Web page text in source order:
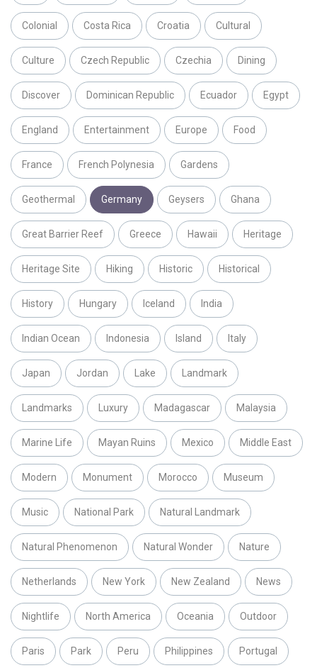
Colonial Costa Rica Croatia Cultural
Culture Czech Republic Czechia Dining
Discover Dominican Republic Ecuador Egypt
England Entertainment Europe Food
France French Polynesia Gardens
Geothermal Germany Geysers Ghana
Great Barrier Reef Greece Hawaii Heritage
Heritage Site Hiking Historic Historical
History Hungary Iceland India
Indian Ocean Indonesia Island Italy
Japan Jordan Lake Landmark
Landmarks Luxury Madagascar Malaysia
Marine Life Mayan Ruins Mexico Middle East
Modern Monument Morocco Museum
Music National Park Natural Landmark
Natural Phenomenon Natural Wonder Nature
Netherlands New York New Zealand News
Nightlife North America Oceania Outdoor
Paris Park Peru Philippines Portugal